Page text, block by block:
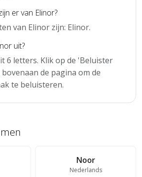
er van Elinor?
van Elinor zijn: Elinor.
uit?
6 letters. Klik op de 'Beluister
de pagina om de
te beluisteren.
Noor
Nederlands